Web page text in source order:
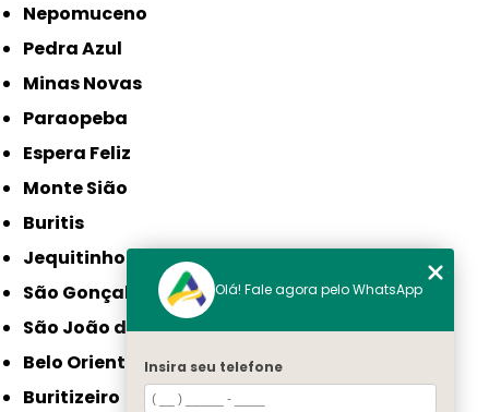
Nepomuceno
Pedra Azul
Minas Novas
Paraopeba
Espera Feliz
Monte Sião
Buritis
Jequitinhonha
São Gonçalo do Sapucaí
São João da Ponte
Belo Oriente
Buritizeiro
Olá! Fale agora pelo WhatsApp
Insira seu telefone